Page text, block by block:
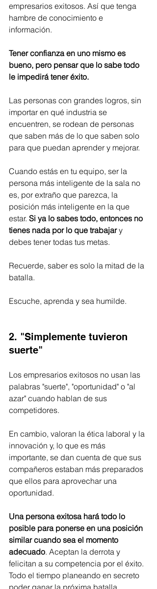
empresarios exitosos. Así que tenga
hambre de conocimiento e
información.
Tener confianza en uno mismo es
bueno, pero pensar que lo sabe todo
le impedirá tener éxito.
Las personas con grandes logros, sin
importar en qué industria se
encuentren, se rodean de personas
que saben más de lo que saben solo
para que puedan aprender y mejorar.
Cuando estás en tu equipo, ser la
persona más inteligente de la sala no
es, por extraño que parezca, la
posición más inteligente en la que
estar. Si ya lo sabes todo, entonces no
tienes nada por lo que trabajar y
debes tener todas tus metas.
Recuerde, saber es solo la mitad de la
batalla.
Escuche, aprenda y sea humilde.
2. "Simplemente tuvieron
suerte"
Los empresarios exitosos no usan las
palabras "suerte", "oportunidad" o "al
azar" cuando hablan de sus
competidores.
En cambio, valoran la ética laboral y la
innovación y, lo que es más
importante, se dan cuenta de que sus
compañeros estaban más preparados
que ellos para aprovechar una
oportunidad.
Una persona exitosa hará todo lo
posible para ponerse en una posición
similar cuando sea el momento
adecuado. Aceptan la derrota y
felicitan a su competencia por el éxito.
Todo el tiempo planeando en secreto
poder ganar la próxima batalla.